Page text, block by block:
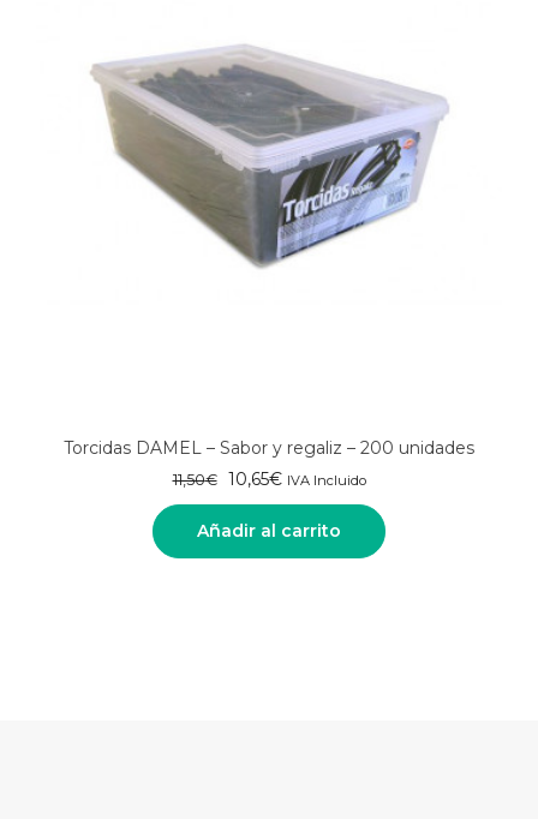
Torcidas DAMEL – Sabor y regaliz – 200 unidades
11,50€
El
precio
original
era:
10,65€El
precio
actual
es:
IVA Incluido
Añadir al carrito